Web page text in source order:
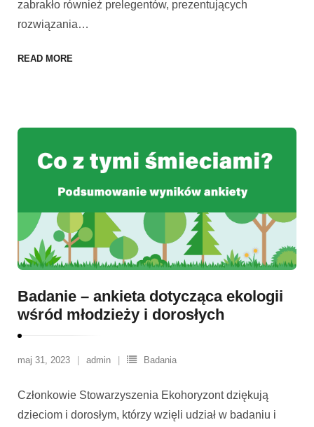
zabrakło również prelegentów, prezentujących
rozwiązania…
READ MORE
Badanie – ankieta dotycząca ekologii
wśród młodzieży i dorosłych
maj 31, 2023 admin Badania
Członkowie Stowarzyszenia Ekohoryzont dziękują
dzieciom i dorosłym, którzy wzięli udział w badaniu i